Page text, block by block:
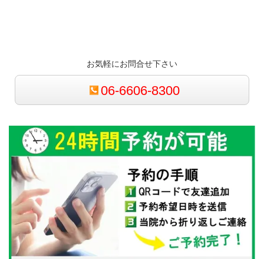
お気軽にお問合せ下さい
06-6606-8300